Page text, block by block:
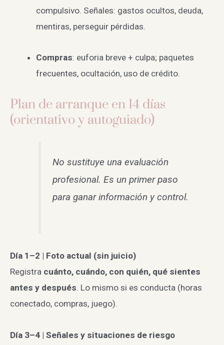
compulsivo. Señales: gastos ocultos, deuda,
mentiras, perseguir pérdidas.
Compras: euforia breve + culpa; paquetes
frecuentes, ocultación, uso de crédito.
Plan de arranque en 14 días
(orientativo y autoguiado)
No sustituye una evaluación
profesional. Es un primer paso
para ganar información y control.
Día 1–2 | Foto actual (sin juicio)
Registra cuánto, cuándo, con quién, qué sientes
antes y después. Lo mismo si es conducta (horas
conectado, compras, juego).
Día 3–4 | Señales y situaciones de riesgo